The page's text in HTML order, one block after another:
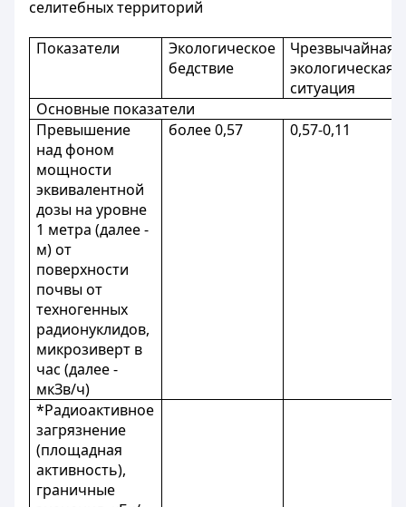
селитебных территорий
Показатели
Экологическое
бедствие
Чрезвычайная
экологическая
ситуация
Основные показатели
Превышение
над фоном
мощности
эквивалентной
дозы на уровне
1 метра (далее -
м) от
поверхности
почвы от
техногенных
радионуклидов,
микрозиверт в
час (далее -
мкЗв/ч)
более 0,57 0,57-0,11
*Радиоактивное
загрязнение
(площадная
активность),
граничные